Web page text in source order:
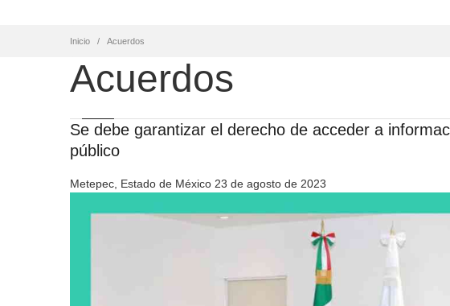
Inicio Acuerdos
Acuerdos
Se debe garantizar el derecho de acceder a
público
Metepec, Estado de México 23 de agosto de 2023